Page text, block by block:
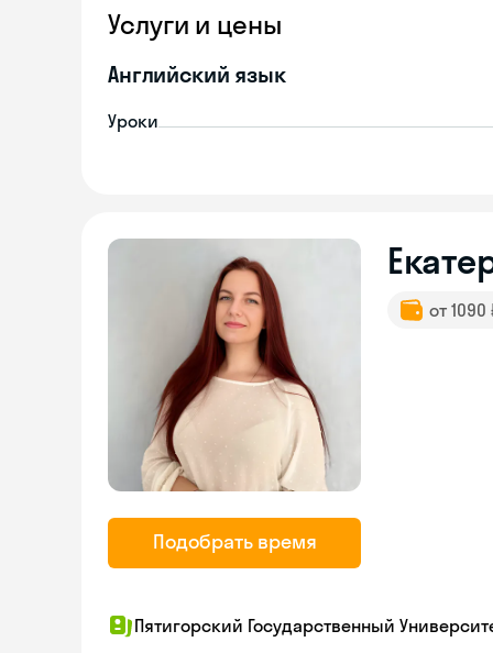
Услуги и цены
Английский язык
Уроки
Подобрать время
от
Пятигорский Государственный